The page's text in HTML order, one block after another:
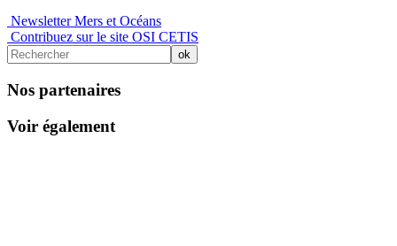
Newsletter Mers et Océans
Contribuez sur le site OSI CETIS
Nos partenaires
Voir également